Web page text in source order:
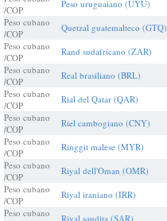
/COP
Peso uruguaiano (UYU)
Peso cubano
/COP
Quetzal guatemalteco (GTQ)
Peso cubano
/COP
Rand sudafricano (ZAR)
Peso cubano
/COP
Real brasiliano (BRL)
Peso cubano
/COP
Rial del Qatar (QAR)
Peso cubano
/COP
Riel cambogiano (CNY)
Peso cubano
/COP
Ringgit malese (MYR)
Peso cubano
/COP
Riyal dell'Oman (OMR)
Peso cubano
/COP
Riyal iraniano (IRR)
Peso cubano
Riyal saudita (SAR)